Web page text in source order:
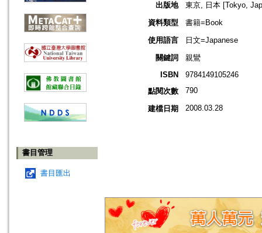
書目管理
書目匯出
出版地
東京, 日本 [Tokyo,
資料類型
書籍=Book
使用語言
日文=Japanese
關鍵詞
親鸞
ISBN
9784149105246
點閱次數
790
建檔日期 2008.03.28